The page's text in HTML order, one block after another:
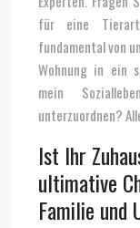
für eine
fundamental von
Wohnung in ein
mein
unterzuordnen?
Ist Ihr
ultimative
Familie und